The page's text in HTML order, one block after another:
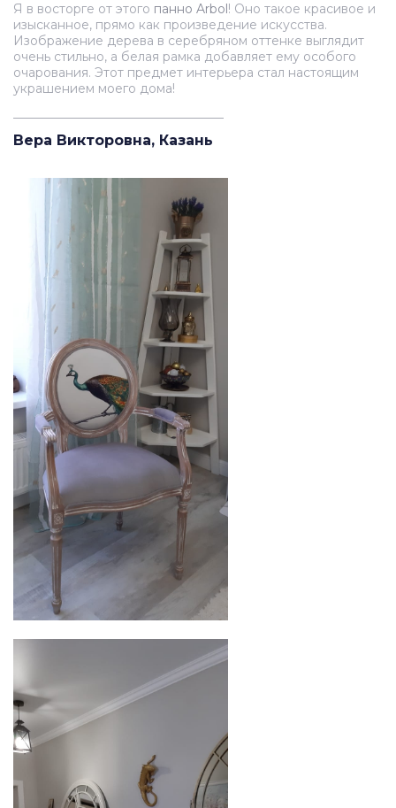
Я в восторге от этого панно Arbоl! Оно такое красивое и
изысканное, прямо как произведение искусства.
Изображение дерева в серебряном оттенке выглядит
очень стильно, а белая рамка добавляет ему особого
очарования. Этот предмет интерьера стал настоящим
украшением моего дома!
Вера Викторовна, Казань